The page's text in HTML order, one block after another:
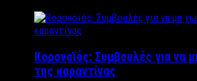
Κορονοϊός: Συμβουλές για να
της καραντίνας